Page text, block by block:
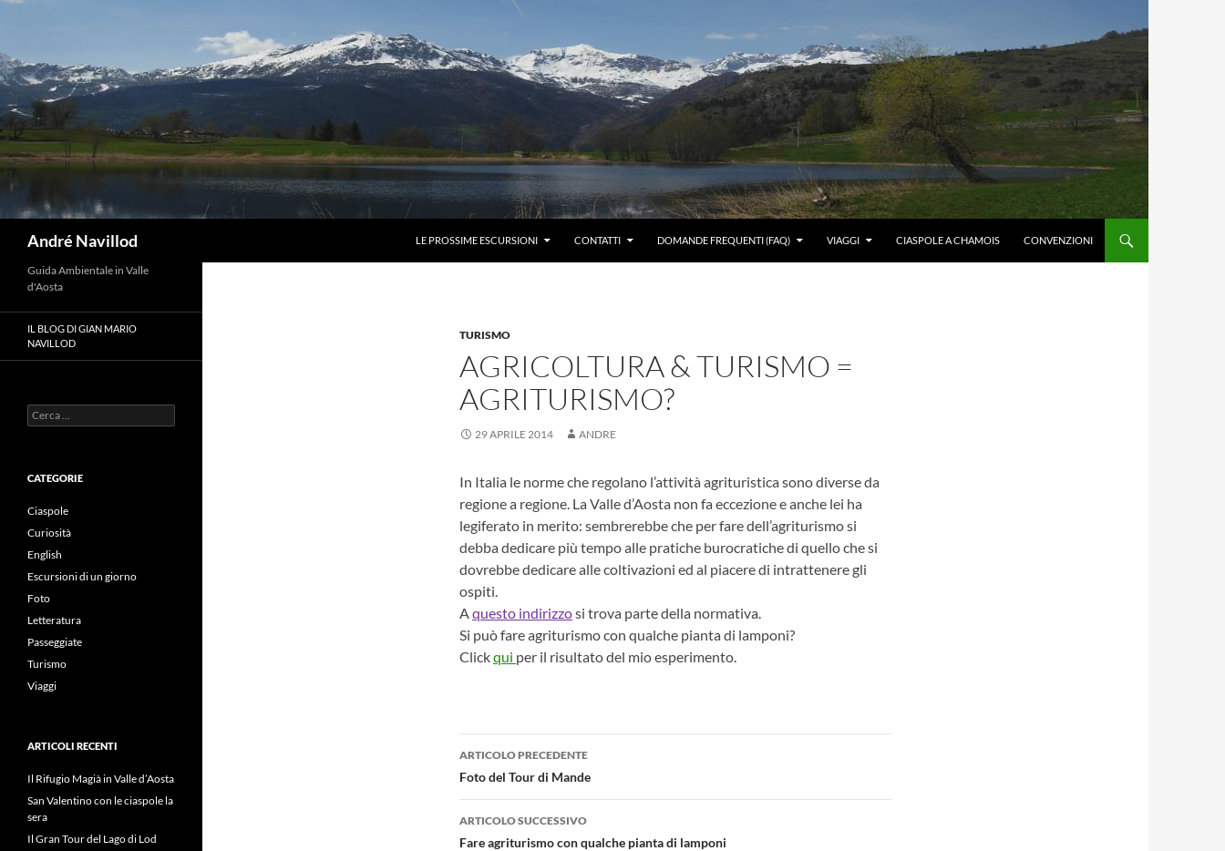
contenuto
André Navillod LE PROSSIME ESCURSIONI CONTATTI DOMANDE FREQUENTI (FAQ) VIAGGI CIASPOLE A CHAMOIS CONVENZIONI
TURISMO
AGRICOLTURA & TURISMO =
AGRITURISMO?
29 APRILE 2014 ANDRE
In Italia le norme che regolano l’attività agrituristica sono diverse da
regione a regione. La Valle d’Aosta non fa eccezione e anche lei ha
legiferato in merito: sembrerebbe che per fare dell’agriturismo si
debba dedicare più tempo alle pratiche burocratiche di quello che si
dovrebbe dedicare alle coltivazioni ed al piacere di intrattenere gli
ospiti.
Aquesto indirizzosi trova parte della normativa.
Si può fare agriturismo con qualche pianta di lamponi?
Clickqui per il risultato del mio esperimento.
Navigazione
articolo
ARTICOLO PRECEDENTE
Foto del Tour di Mande
ARTICOLO SUCCESSIVO
Fare agriturismo con qualche pianta di lamponi
Guida Ambientale in Valle
d'Aosta
IL BLOG DI GIAN MARIO
NAVILLOD
Ricerca
per:
CATEGORIE
Ciaspole
Curiosità
English
Escursioni di un giorno
Foto
Letteratura
Passeggiate
Turismo
Viaggi
ARTICOLI RECENTI
Il Rifugio Magià in Valle d’Aosta
San Valentino con le ciaspole la
sera
Il Gran Tour del Lago di Lod